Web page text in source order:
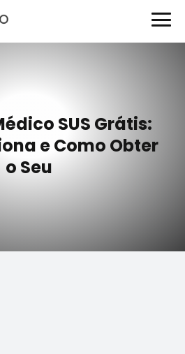
SUS Grátis:
e Como Obter
o Seu